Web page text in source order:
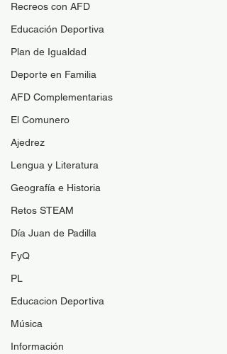
Recreos con AFD
Educación Deportiva
Plan de Igualdad
Deporte en Familia
AFD Complementarias
El Comunero
Ajedrez
Lengua y Literatura
Geografía e Historia
Retos STEAM
Día Juan de Padilla
FyQ
PL
Educacion Deportiva
Música
Información